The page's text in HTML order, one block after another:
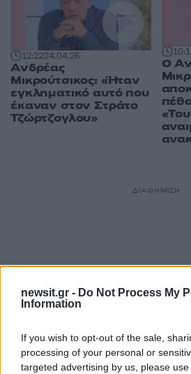
newsit.gr - Do Not Process My
Information
If you wish to opt-out of the sale,
processing of your personal or
targeted advertising by us, please
12:2224.04.26
Ανδρέας
Μικρούτσικος: «Ήταν
εγκληματικό αυτό που
έκαναν στον Στράτο
Τζώρτζογλου»
Ο
ΔΙΑΦΗΜΙΣΗ